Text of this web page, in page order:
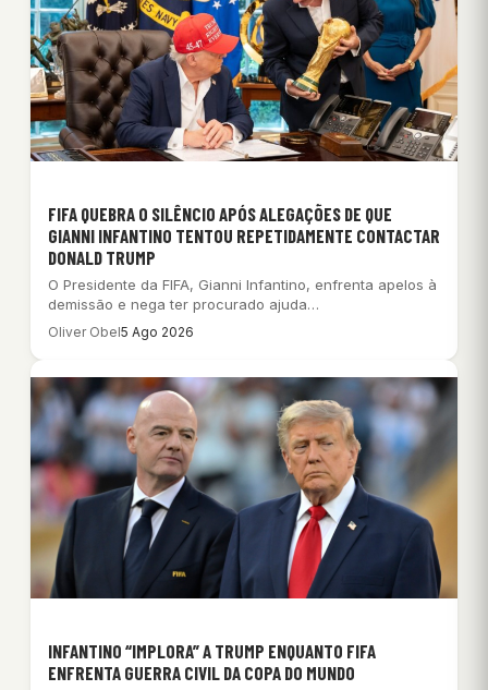
FIFA QUEBRA O SILÊNCIO APÓS ALEGAÇÕES DE QUE
GIANNI INFANTINO TENTOU REPETIDAMENTE CONTACTAR
DONALD TRUMP
O Presidente da FIFA, Gianni Infantino, enfrenta apelos à
demissão e nega ter procurado ajuda…
Oliver Obel5 Ago 2026
INFANTINO “IMPLORA” A TRUMP ENQUANTO FIFA
ENFRENTA GUERRA CIVIL DA COPA DO MUNDO